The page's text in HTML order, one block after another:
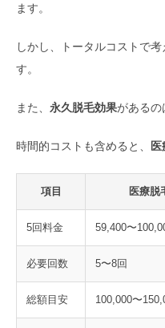
ます。
しかし、トータルコストで考
す。
また、 永久脱毛効果があるの
時間的コストも含めると、 医
項目 医療脱
5回料金 59,400〜
必要回数 5〜8回
総額目安 100,000〜